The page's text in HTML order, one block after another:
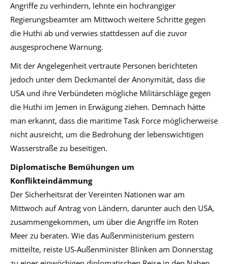
Angriffe zu verhindern, lehnte ein hochrangiger
Regierungsbeamter am Mittwoch weitere Schritte gegen
die Huthi ab und verwies stattdessen auf die zuvor
ausgesprochene Warnung.
Mit der Angelegenheit vertraute Personen berichteten
jedoch unter dem Deckmantel der Anonymität, dass die
USA und ihre Verbündeten mögliche Militärschläge gegen
die Huthi im Jemen in Erwägung ziehen. Demnach hätte
man erkannt, dass die maritime Task Force möglicherweise
nicht ausreicht, um die Bedrohung der lebenswichtigen
Wasserstraße zu beseitigen.
Diplomatische Bemühungen um
Konflikteindämmung
Der Sicherheitsrat der Vereinten Nationen war am
Mittwoch auf Antrag von Ländern, darunter auch den USA,
zusammengekommen, um über die Angriffe im Roten
Meer zu beraten. Wie das Außenministerium gestern
mitteilte, reiste US-Außenminister Blinken am Donnerstag